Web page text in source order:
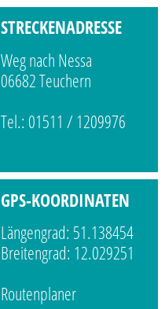
STRECKENADRESSE
Weg nach Nessa
06682 Teuchern
Tel.: 01511 / 1209976
GPS-KOORDINATEN
Längengrad: 51.138454
Breitengrad: 12.029251
Routenplaner